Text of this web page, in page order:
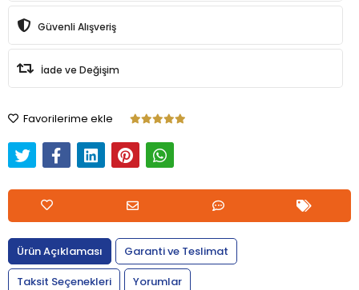
Güvenli Alışveriş
İade ve Değişim
Favorilerime ekle
Ürün Açıklaması
Garanti ve Teslimat
Taksit Seçenekleri
Yorumlar